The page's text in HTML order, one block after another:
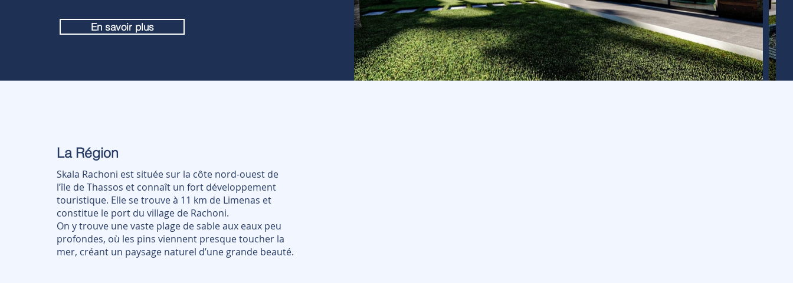
En savoir plus
La Région
Skala Rachoni est située sur la côte nord-ouest de
l’île de Thassos et connaît un fort développement
touristique. Elle se trouve à 11 km de Limenas et
constitue le port du village de Rachoni.
On y trouve une vaste plage de sable aux eaux peu
profondes, où les pins viennent presque toucher la
mer, créant un paysage naturel d’une grande beauté.